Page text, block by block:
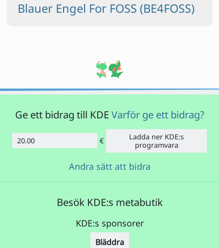
Blauer Engel For FOSS (BE4FOSS)
Ge ett bidrag till KDE Varför ge ett bidrag?
€
Ladda ner KDE:s
programvara
Andra sätt att bidra
Besök KDE:s metabutik
KDE:s sponsorer
Bläddra